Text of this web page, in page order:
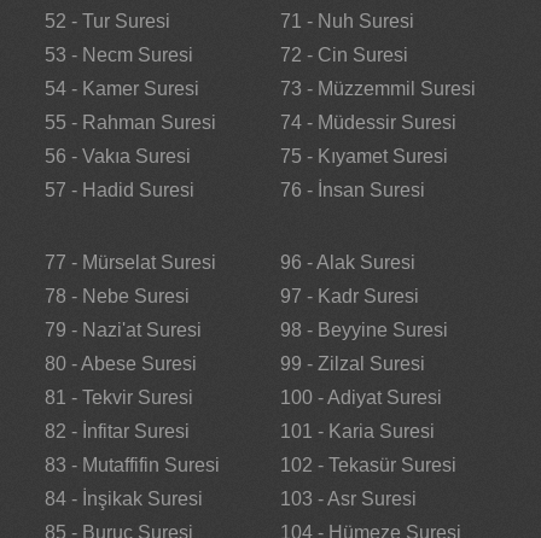
52 - Tur Suresi
53 - Necm Suresi
54 - Kamer Suresi
55 - Rahman Suresi
56 - Vakıa Suresi
57 - Hadid Suresi
71 - Nuh Suresi
72 - Cin Suresi
73 - Müzzemmil Suresi
74 - Müdessir Suresi
75 - Kıyamet Suresi
76 - İnsan Suresi
77 - Mürselat Suresi
78 - Nebe Suresi
79 - Nazi'at Suresi
80 - Abese Suresi
81 - Tekvir Suresi
82 - İnfitar Suresi
83 - Mutaffifin Suresi
84 - İnşikak Suresi
85 - Buruc Suresi
96 - Alak Suresi
97 - Kadr Suresi
98 - Beyyine Suresi
99 - Zilzal Suresi
100 - Adiyat Suresi
101 - Karia Suresi
102 - Tekasür Suresi
103 - Asr Suresi
104 - Hümeze Suresi